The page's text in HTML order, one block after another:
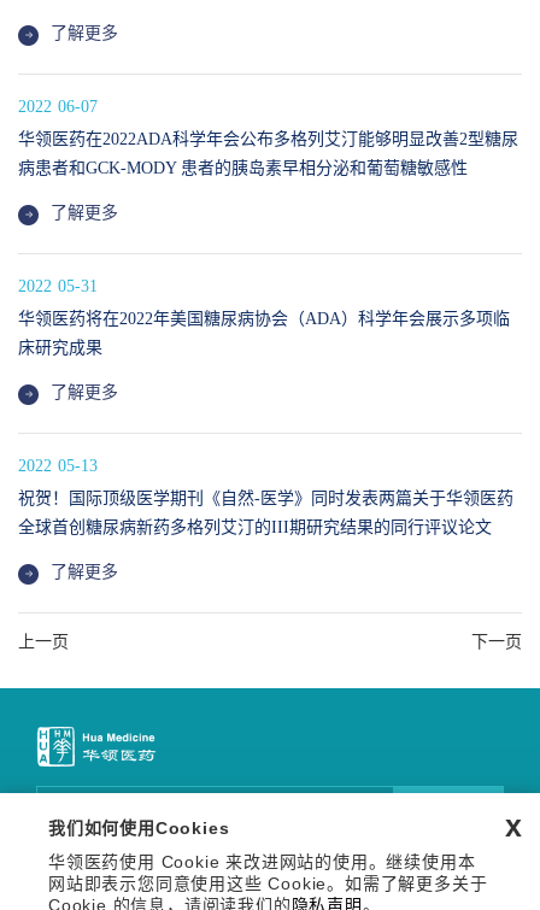
了解更多
06-07
2022
华领医药在2022ADA科学年会公布多格列艾汀能够明显改善2型糖尿
病患者和GCK-MODY 患者的胰岛素早相分泌和葡萄糖敏感性
了解更多
05-31
2022
华领医药将在2022年美国糖尿病协会（ADA）科学年会展示多项临
床研究成果
了解更多
05-13
2022
祝贺！国际顶级医学期刊《自然-医学》同时发表两篇关于华领医药
全球首创糖尿病新药多格列艾汀的III期研究结果的同行评议论文
了解更多
上一页 下一页
关注我们
Copyright © 2026 华领医药技术（上海）有限公司 沪网药械
我们如何使用Cookies
华领医药使用 Cookie 来改进网站的使用。继续使用本
网站即表示您同意使用这些 Cookie。如需了解更多关于
Cookie 的信息，请阅读我们的 隐私声明。
x